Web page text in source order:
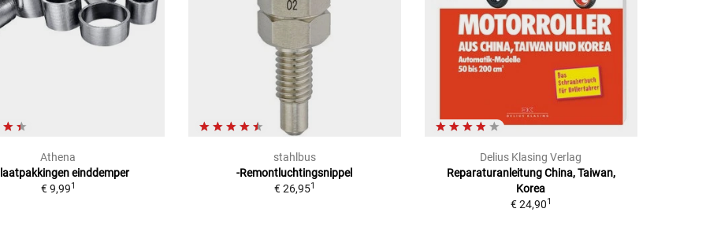
Athena
einddemper
€ 9,991
stahlbus
-Remontluchtingsnippel
€ 26,951
Delius Klasing Verlag
Reparaturanleitung China, Taiwan,
Korea
€ 24,901